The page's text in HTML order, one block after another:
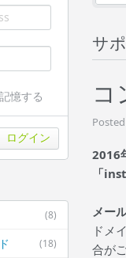
憶する
(8)
(18)
サ
コ
2016
「
メー
ドメ
合が